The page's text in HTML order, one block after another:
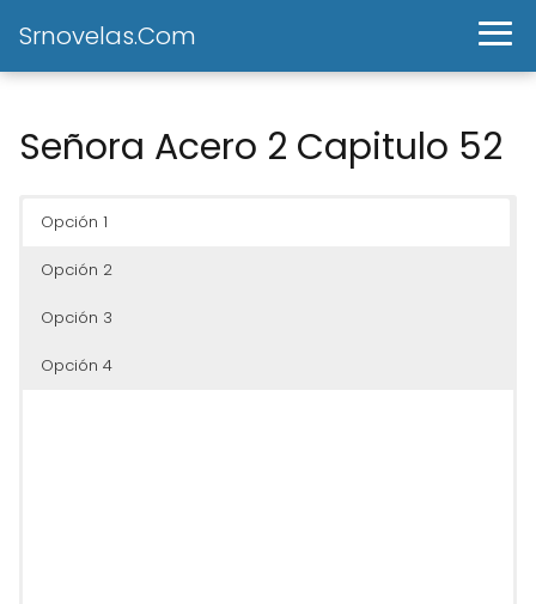
Srnovelas.Com
Señora Acero 2 Capitulo 52
Opción 1
Opción 2
Opción 3
Opción 4